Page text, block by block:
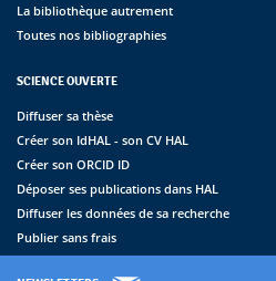
La bibliothèque autrement
Toutes nos bibliographies
SCIENCE OUVERTE
Diffuser sa thèse
Créer son IdHAL - son CV HAL
Créer son ORCID ID
Déposer ses publications dans HAL
Diffuser les données de sa recherche
Publier sans frais